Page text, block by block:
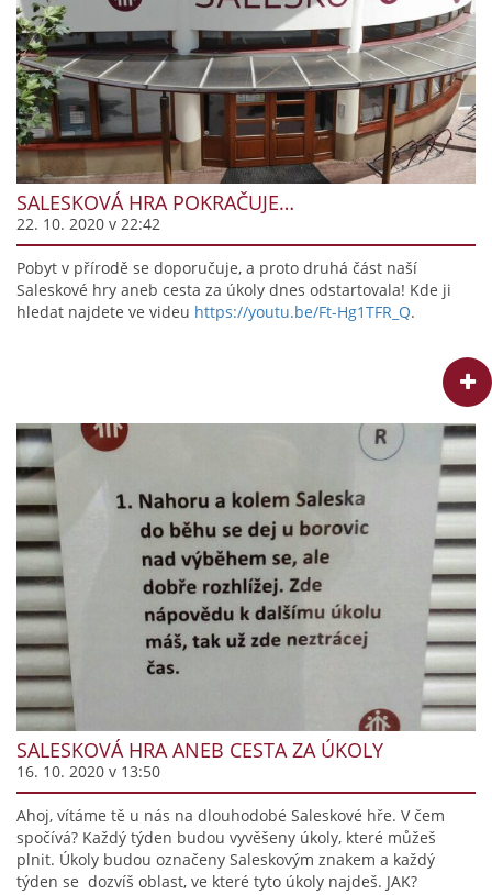
SALESKOVÁ HRA POKRAČUJE…
22. 10. 2020 v 22:42
Pobyt v přírodě se doporučuje, a proto druhá část naší
Saleskové hry aneb cesta za úkoly dnes odstartovala! Kde ji
hledat najdete ve videu https://youtu.be/Ft-Hg1TFR_Q.
SALESKOVÁ HRA ANEB CESTA ZA ÚKOLY
16. 10. 2020 v 13:50
Ahoj, vítáme tě u nás na dlouhodobé Saleskové hře. V čem
spočívá? Každý týden budou vyvěšeny úkoly, které můžeš
plnit. Úkoly budou označeny Saleskovým znakem a každý
týden se dozvíš oblast, ve které tyto úkoly najdeš. JAK?